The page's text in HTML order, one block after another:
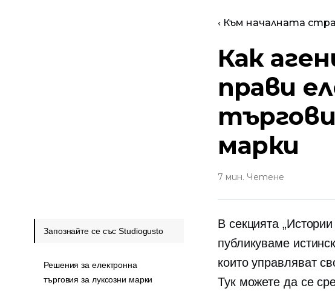
‹ Към началната
Как
прави
марки
7 мин. Четене
В секцията
публикуваме
които управляват
Тук можете да се
Запознайте се със Studiogusto
Решения за електронна
търговия за луксозни марки